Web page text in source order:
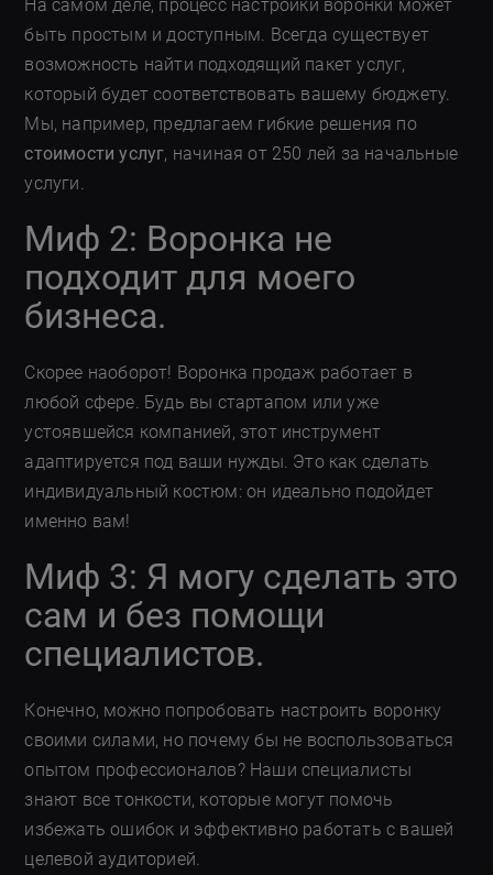
На самом деле, процесс настройки воронки может
быть простым и доступным. Всегда существует
возможность найти подходящий пакет услуг,
который будет соответствовать вашему бюджету.
Мы, например, предлагаем гибкие решения по
стоимости услуг, начиная от 250 лей за начальные
услуги.
Миф 2: Воронка не
подходит для моего
бизнеса.
Скорее наоборот! Воронка продаж работает в
любой сфере. Будь вы стартапом или уже
устоявшейся компанией, этот инструмент
адаптируется под ваши нужды. Это как сделать
индивидуальный костюм: он идеально подойдет
именно вам!
Миф 3: Я могу сделать это
сам и без помощи
специалистов.
Конечно, можно попробовать настроить воронку
своими силами, но почему бы не воспользоваться
опытом профессионалов? Наши специалисты
знают все тонкости, которые могут помочь
избежать ошибок и эффективно работать с вашей
целевой аудиторией.